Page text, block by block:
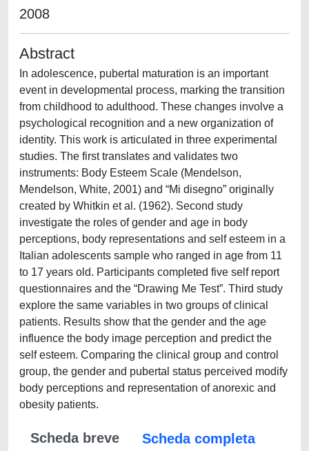
2008
Abstract
In adolescence, pubertal maturation is an important
event in developmental process, marking the transition
from childhood to adulthood. These changes involve a
psychological recognition and a new organization of
identity. This work is articulated in three experimental
studies. The first translates and validates two
instruments: Body Esteem Scale (Mendelson,
Mendelson, White, 2001) and “Mi disegno” originally
created by Whitkin et al. (1962). Second study
investigate the roles of gender and age in body
perceptions, body representations and self esteem in a
Italian adolescents sample who ranged in age from 11
to 17 years old. Participants completed five self report
questionnaires and the “Drawing Me Test”. Third study
explore the same variables in two groups of clinical
patients. Results show that the gender and the age
influence the body image perception and predict the
self esteem. Comparing the clinical group and control
group, the gender and pubertal status perceived modify
body perceptions and representation of anorexic and
obesity patients.
Scheda breve
Scheda completa